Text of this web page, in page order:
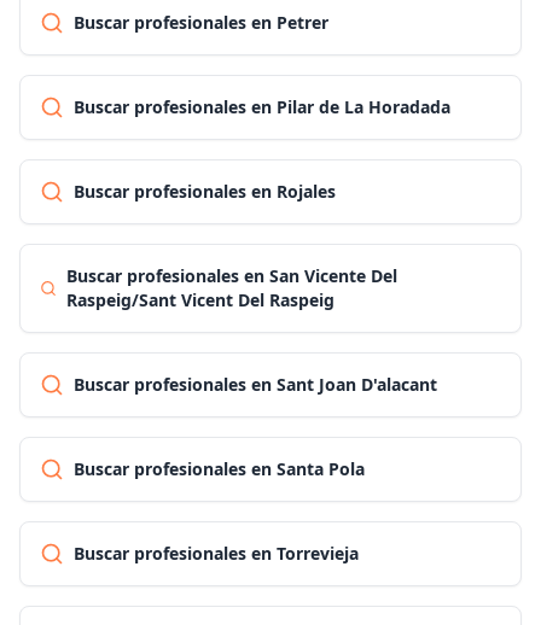
Buscar profesionales en Petrer
Buscar profesionales en Pilar de La Horadada
Buscar profesionales en Rojales
Buscar profesionales en San Vicente Del
Raspeig/Sant Vicent Del Raspeig
Buscar profesionales en Sant Joan D'alacant
Buscar profesionales en Santa Pola
Buscar profesionales en Torrevieja